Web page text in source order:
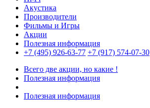
Акустика
Производители
Фильмы и Игры
Акции
Полезная информация
+7 (495) 926-63-77 +7 (917) 574-07-30
Всего две акции, но какие !
Полезная информация
Полезная информация